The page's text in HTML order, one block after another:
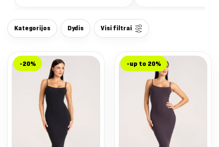
Kategorijos Dydis Visi filtrai
-20% -up to 20%